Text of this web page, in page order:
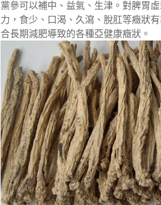
黨參可以補中、益氣、生津。對脾胃
力，食少、口渴、久瀉、脫肛等癥狀
合長期減肥導致的各種亞健康癥狀。